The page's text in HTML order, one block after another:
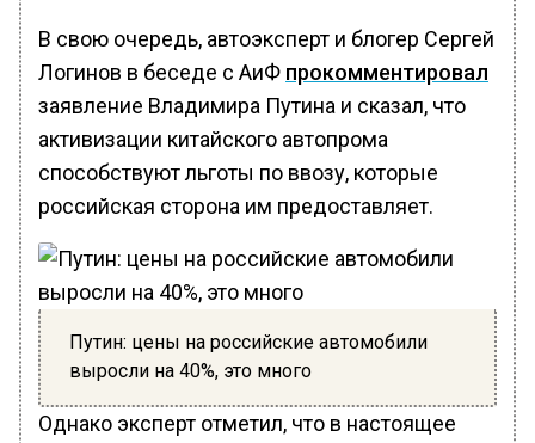
В свою очередь, автоэксперт и блогер Сергей
Логинов в беседе с АиФ прокомментировал
заявление Владимира Путина и сказал, что
активизации китайского автопрома
способствуют льготы по ввозу, которые
российская сторона им предоставляет.
Путин: цены на российские автомобили
выросли на 40%, это много
Однако эксперт отметил, что в настоящее